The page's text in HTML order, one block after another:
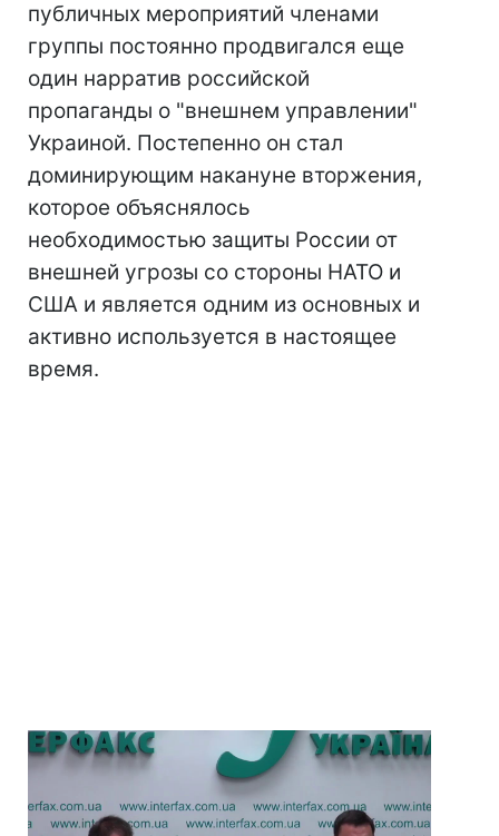
публичных мероприятий членами
группы постоянно продвигался еще
один нарратив российской
пропаганды о "внешнем управлении"
Украиной. Постепенно он стал
доминирующим накануне вторжения,
которое объяснялось
необходимостью защиты России от
внешней угрозы со стороны НАТО и
США и является одним из основных и
активно используется в настоящее
время.